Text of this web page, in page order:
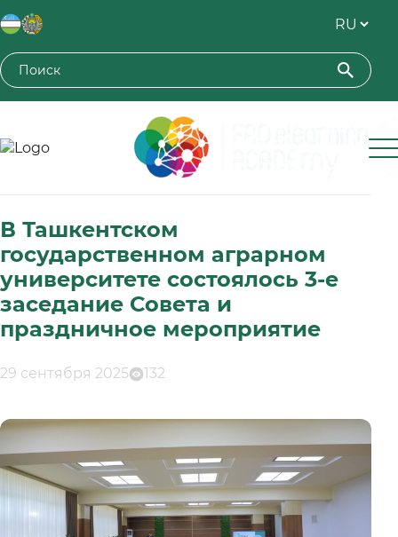
Toshkent davlat agrar universiteti
В Ташкентском
государственном аграрном
университете состоялось 3-е
заседание Совета и
праздничное мероприятие
29 сентября 2025 132